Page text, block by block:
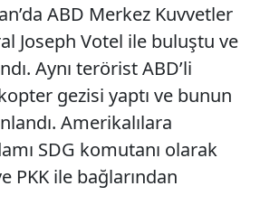
ABD Merkez Kuvvetler
Joseph Votel ile buluştu ve
Aynı terörist ABD’li
gezisi yaptı ve bunun
Amerikalılara
SDG komutanı olarak
PKK ile bağlarından